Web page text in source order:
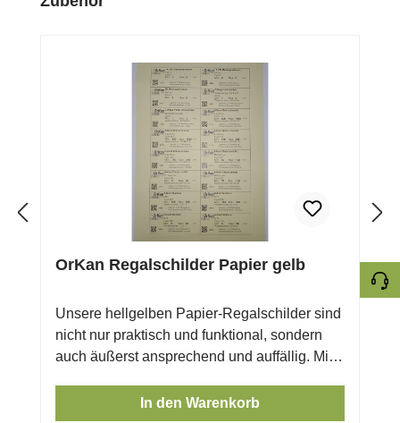
OrKan Regalschilder Papier gelb
Unsere hellgelben Papier-Regalschilder sind
nicht nur praktisch und funktional, sondern
auch äußerst ansprechend und auffällig. Mit
Regalsystem ganz einfach und übersichtlich
In den Warenkorb